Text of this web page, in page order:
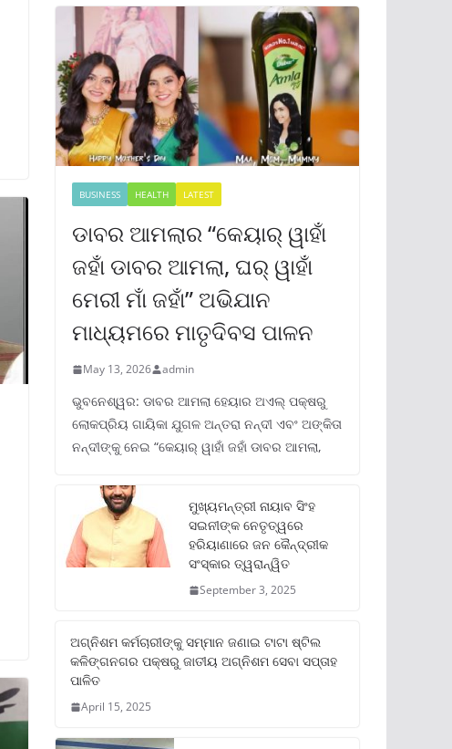
BUSINESS HEALTH LATEST
ଡାବର ଆମଲାର “କେୟାର୍ ୱାହାଁ
ଜହାଁ ଡାବର ଆମଲା, ଘର୍ ୱାହାଁ
ମେରୀ ମାଁ ଜହାଁ” ଅଭିଯାନ
ମାଧ୍ୟମରେ ମାତୃଦିବସ ପାଳନ
May 13, 2026 admin
ଭୁବନେଶ୍ୱର: ଡାବର ଆମଲା ହେୟାର ଅଏଲ୍ ପକ୍ଷରୁ
ଲୋକପ୍ରିୟ ଗାୟିକା ଯୁଗଳ ଅନ୍ତରା ନନ୍ଦୀ ଏବଂ ଅଙ୍କିତା
ନନ୍ଦୀଙ୍କୁ ନେଇ “କେୟାର୍ ୱାହାଁ ଜହାଁ ଡାବର ଆମଲା,
ମୁଖ୍ୟମନ୍ତ୍ରୀ ନାୟାବ ସିଂହ
ସଇନୀଙ୍କ ନେତୃତ୍ୱରେ
ହରିୟାଣାରେ ଜନ କୈନ୍ଦ୍ରୀକ
ସଂସ୍କାର ତ୍ୱରାନ୍ୱିତ
September 3, 2025
ଅଗ୍ନିଶମ କର୍ମଚାରୀଙ୍କୁ ସମ୍ମାନ ଜଣାଇ ଟାଟା ଷ୍ଟିଲ
କଳିଙ୍ଗନଗର ପକ୍ଷରୁ ଜାତୀୟ ଅଗ୍ନିଶମ ସେବା ସପ୍ତାହ
ପାଳିତ
April 15, 2025